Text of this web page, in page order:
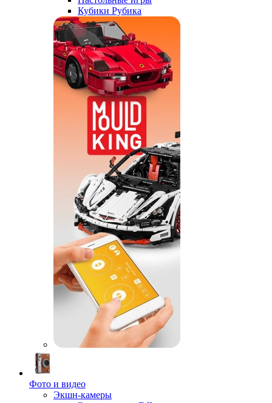
Кубики Рубика
Фото и видео
Экшн-камеры